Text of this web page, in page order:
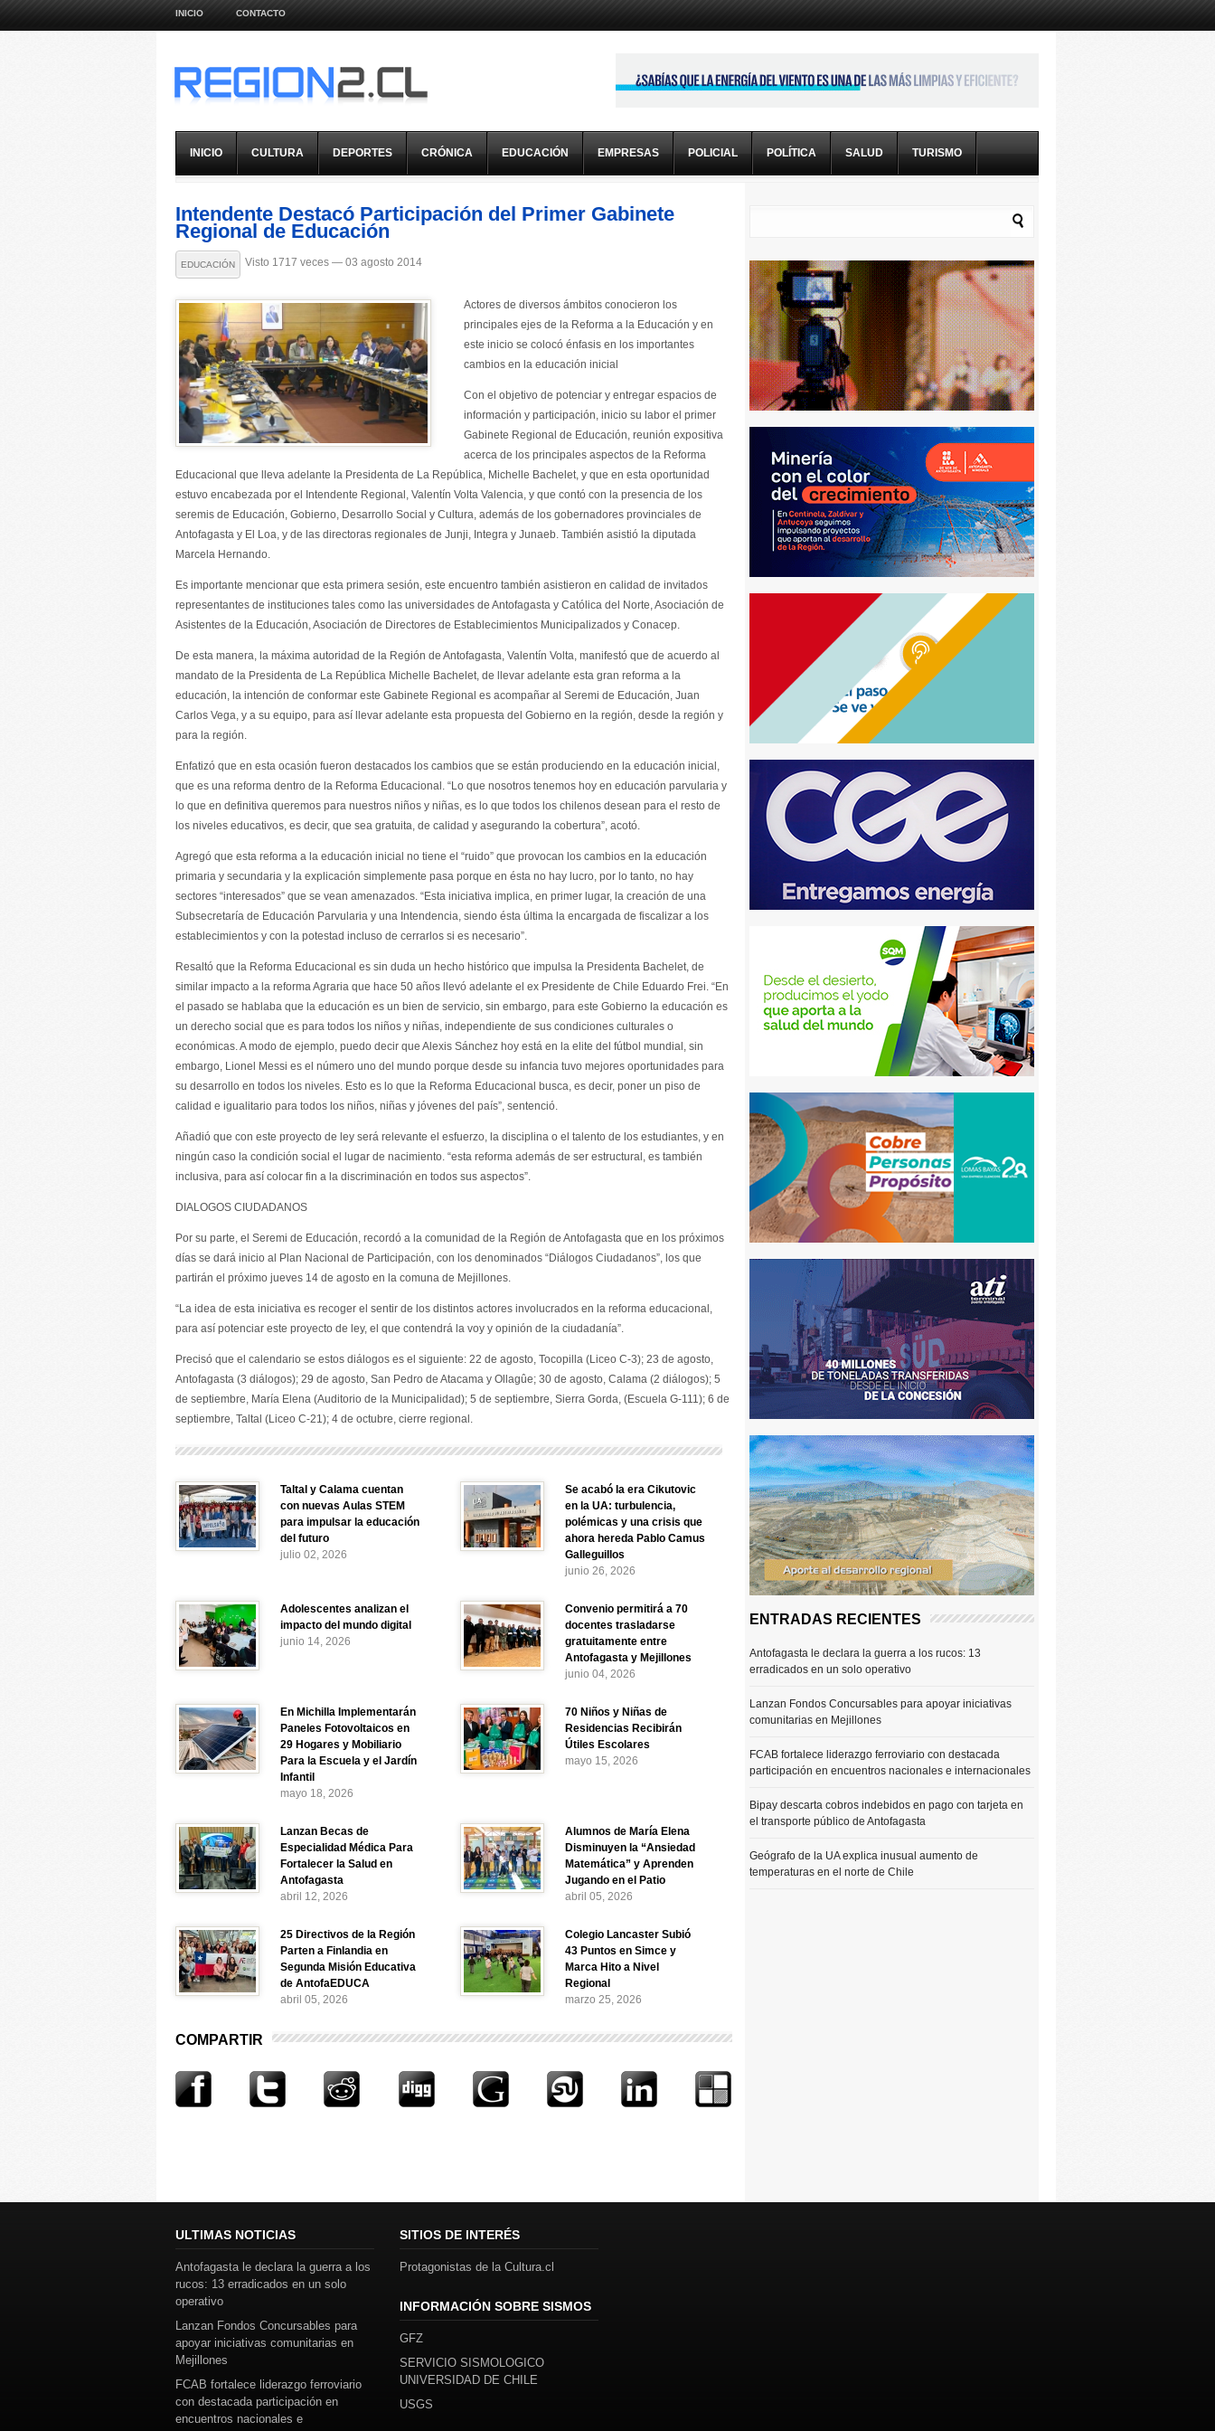
INICIO CONTACTO
INICIO CULTURA DEPORTES CRÓNICA EDUCACIÓN EMPRESAS POLICIAL POLÍTICA SALUD TURISMO
Intendente Destacó Participación del Primer Gabinete
Regional de Educación
EDUCACIÓN Visto 1717 veces — 03 agosto 2014
Actores de diversos ámbitos conocieron los
principales ejes de la Reforma a la Educación y en
este inicio se colocó énfasis en los importantes
cambios en la educación inicial
Con el objetivo de potenciar y entregar espacios de
información y participación, inicio su labor el primer
Gabinete Regional de Educación, reunión expositiva
acerca de los principales aspectos de la Reforma
Educacional que lleva adelante la Presidenta de La República, Michelle Bachelet, y que en esta oportunidad
estuvo encabezada por el Intendente Regional, Valentín Volta Valencia, y que contó con la presencia de los
seremis de Educación, Gobierno, Desarrollo Social y Cultura, además de los gobernadores provinciales de
Antofagasta y El Loa, y de las directoras regionales de Junji, Integra y Junaeb. También asistió la diputada
Marcela Hernando.
Es importante mencionar que esta primera sesión, este encuentro también asistieron en calidad de invitados
representantes de instituciones tales como las universidades de Antofagasta y Católica del Norte, Asociación de
Asistentes de la Educación, Asociación de Directores de Establecimientos Municipalizados y Conacep.
De esta manera, la máxima autoridad de la Región de Antofagasta, Valentín Volta, manifestó que de acuerdo al
mandato de la Presidenta de La República Michelle Bachelet, de llevar adelante esta gran reforma a la
educación, la intención de conformar este Gabinete Regional es acompañar al Seremi de Educación, Juan
Carlos Vega, y a su equipo, para así llevar adelante esta propuesta del Gobierno en la región, desde la región y
para la región.
Enfatizó que en esta ocasión fueron destacados los cambios que se están produciendo en la educación inicial,
que es una reforma dentro de la Reforma Educacional. “Lo que nosotros tenemos hoy en educación parvularia y
lo que en definitiva queremos para nuestros niños y niñas, es lo que todos los chilenos desean para el resto de
los niveles educativos, es decir, que sea gratuita, de calidad y asegurando la cobertura”, acotó.
Agregó que esta reforma a la educación inicial no tiene el “ruido” que provocan los cambios en la educación
primaria y secundaria y la explicación simplemente pasa porque en ésta no hay lucro, por lo tanto, no hay
sectores “interesados” que se vean amenazados. “Esta iniciativa implica, en primer lugar, la creación de una
Subsecretaría de Educación Parvularia y una Intendencia, siendo ésta última la encargada de fiscalizar a los
establecimientos y con la potestad incluso de cerrarlos si es necesario”.
Resaltó que la Reforma Educacional es sin duda un hecho histórico que impulsa la Presidenta Bachelet, de
similar impacto a la reforma Agraria que hace 50 años llevó adelante el ex Presidente de Chile Eduardo Frei. “En
el pasado se hablaba que la educación es un bien de servicio, sin embargo, para este Gobierno la educación es
un derecho social que es para todos los niños y niñas, independiente de sus condiciones culturales o
económicas. A modo de ejemplo, puedo decir que Alexis Sánchez hoy está en la elite del fútbol mundial, sin
embargo, Lionel Messi es el número uno del mundo porque desde su infancia tuvo mejores oportunidades para
su desarrollo en todos los niveles. Esto es lo que la Reforma Educacional busca, es decir, poner un piso de
calidad e igualitario para todos los niños, niñas y jóvenes del país”, sentenció.
Añadió que con este proyecto de ley será relevante el esfuerzo, la disciplina o el talento de los estudiantes, y en
ningún caso la condición social el lugar de nacimiento. “esta reforma además de ser estructural, es también
inclusiva, para así colocar fin a la discriminación en todos sus aspectos”.
DIALOGOS CIUDADANOS
Por su parte, el Seremi de Educación, recordó a la comunidad de la Región de Antofagasta que en los próximos
días se dará inicio al Plan Nacional de Participación, con los denominados “Diálogos Ciudadanos”, los que
partirán el próximo jueves 14 de agosto en la comuna de Mejillones.
“La idea de esta iniciativa es recoger el sentir de los distintos actores involucrados en la reforma educacional,
para así potenciar este proyecto de ley, el que contendrá la voy y opinión de la ciudadanía”.
Precisó que el calendario se estos diálogos es el siguiente: 22 de agosto, Tocopilla (Liceo C-3); 23 de agosto,
Antofagasta (3 diálogos); 29 de agosto, San Pedro de Atacama y Ollagûe; 30 de agosto, Calama (2 diálogos); 5
de septiembre, María Elena (Auditorio de la Municipalidad); 5 de septiembre, Sierra Gorda, (Escuela G-111); 6 de
septiembre, Taltal (Liceo C-21); 4 de octubre, cierre regional.
Taltal y Calama cuentan
con nuevas Aulas STEM
para impulsar la educación
del futuro
julio 02, 2026
Se acabó la era Cikutovic
en la UA: turbulencia,
polémicas y una crisis que
ahora hereda Pablo Camus
Galleguillos
junio 26, 2026
Adolescentes analizan el
impacto del mundo digital
junio 14, 2026
Convenio permitirá a 70
docentes trasladarse
gratuitamente entre
Antofagasta y Mejillones
junio 04, 2026
En Michilla Implementarán
Paneles Fotovoltaicos en
29 Hogares y Mobiliario
Para la Escuela y el Jardín
Infantil
mayo 18, 2026
70 Niños y Niñas de
Residencias Recibirán
Útiles Escolares
mayo 15, 2026
Lanzan Becas de
Especialidad Médica Para
Fortalecer la Salud en
Antofagasta
abril 12, 2026
Alumnos de María Elena
Disminuyen la “Ansiedad
Matemática” y Aprenden
Jugando en el Patio
abril 05, 2026
25 Directivos de la Región
Parten a Finlandia en
Segunda Misión Educativa
de AntofaEDUCA
abril 05, 2026
Colegio Lancaster Subió
43 Puntos en Simce y
Marca Hito a Nivel
Regional
marzo 25, 2026
COMPARTIR
ENTRADAS RECIENTES
Antofagasta le declara la guerra a los rucos: 13
erradicados en un solo operativo
Lanzan Fondos Concursables para apoyar iniciativas
comunitarias en Mejillones
FCAB fortalece liderazgo ferroviario con destacada
participación en encuentros nacionales e internacionales
Bipay descarta cobros indebidos en pago con tarjeta en
el transporte público de Antofagasta
Geógrafo de la UA explica inusual aumento de
temperaturas en el norte de Chile
ULTIMAS NOTICIAS
Antofagasta le declara la guerra a los
rucos: 13 erradicados en un solo
operativo
Lanzan Fondos Concursables para
apoyar iniciativas comunitarias en
Mejillones
FCAB fortalece liderazgo ferroviario
con destacada participación en
encuentros nacionales e
SITIOS DE INTERÉS
Protagonistas de la Cultura.cl
INFORMACIÓN SOBRE SISMOS
GFZ
SERVICIO SISMOLOGICO
UNIVERSIDAD DE CHILE
USGS